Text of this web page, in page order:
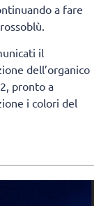
a fare
il
dell’organico
pronto a
i colori del